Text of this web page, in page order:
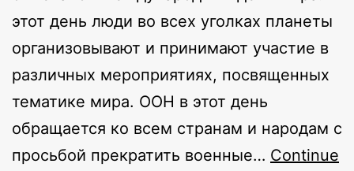
этот день люди во всех уголках планеты
организовывают и принимают участие в
различных мероприятиях, посвященных
тематике мира. ООН в этот день
обращается ко всем странам и народам с
просьбой прекратить военные… Continue